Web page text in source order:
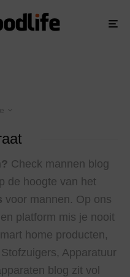
Check mannen blog
de hoogte van het
voor mannen. Op ons
platform mis je nooit
home producten,
Apparatuur
blog zit vol